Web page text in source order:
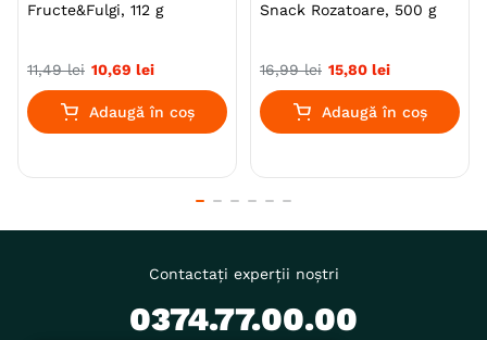
Fructe&Fulgi, 112 g
11,49 lei 10,69 lei
Adaugă în coș
Snack Rozatoare, 500 g
16,99 lei 15,80 lei
Adaugă în coș
Contactați experții noștri
0374.77.00.00